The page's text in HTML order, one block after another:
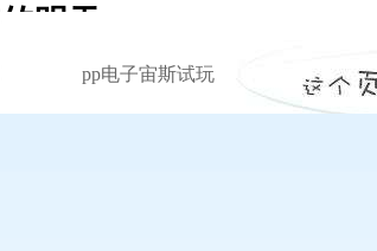
明天
全国经销商大会上的讲
pp电子宙斯试玩